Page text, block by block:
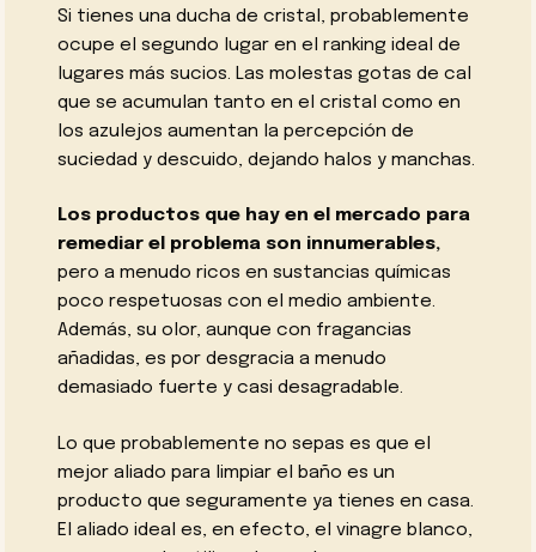
Si tienes una ducha de cristal, probablemente
ocupe el segundo lugar en el ranking ideal de
lugares más sucios. Las molestas gotas de cal
que se acumulan tanto en el cristal como en
los azulejos aumentan la percepción de
suciedad y descuido, dejando halos y manchas.
Los productos que hay en el mercado para
remediar el problema son innumerables,
pero a menudo ricos en sustancias químicas
poco respetuosas con el medio ambiente.
Además, su olor, aunque con fragancias
añadidas, es por desgracia a menudo
demasiado fuerte y casi desagradable.
Lo que probablemente no sepas es que el
mejor aliado para limpiar el baño es un
producto que seguramente ya tienes en casa.
El aliado ideal es, en efecto, el vinagre blanco,